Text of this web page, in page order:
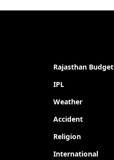
Rajasthan Budget
IPL
Weather
Accident
Religion
International